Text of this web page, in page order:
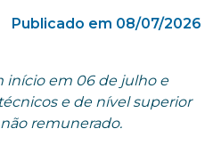
Publicado em 08/07/2026
início em 06 de julho e
e de nível superior
remunerado.